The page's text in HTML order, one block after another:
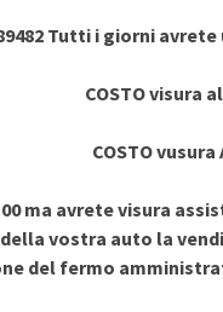
Tutti i giorni
COSTO visura
COSTO vusura
ma avrete visura
vostra auto la
del fermo